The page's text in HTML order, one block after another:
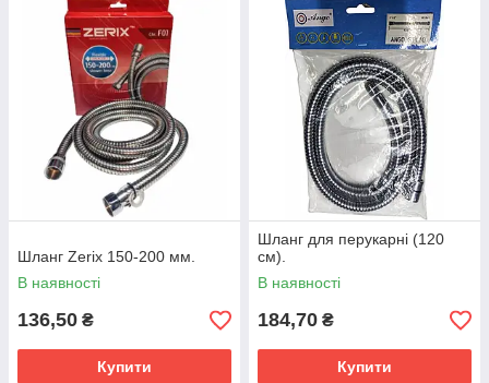
Шланг Zerix 150-200 мм.
В наявності
136,50 ₴
Купити
Шланг для перукарні (120
см).
В наявності
184,70 ₴
Купити